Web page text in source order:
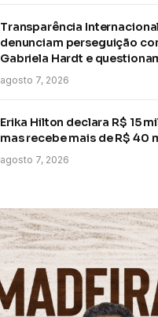
Transparência Internacional
denunciam perseguição
Gabriela Hardt e
agosto 7, 2026
Erika Hilton declara R$ 15
mas recebe mais de R$ 40
agosto 7, 2026